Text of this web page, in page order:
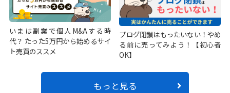
いまは副業で個人M&Aする時
代？ たった5万円から始めるサイ
ト売買のススメ
ブログ閉鎖はもったいない！やめ
る前に売ってみよう！【初心者
OK】
もっと見る